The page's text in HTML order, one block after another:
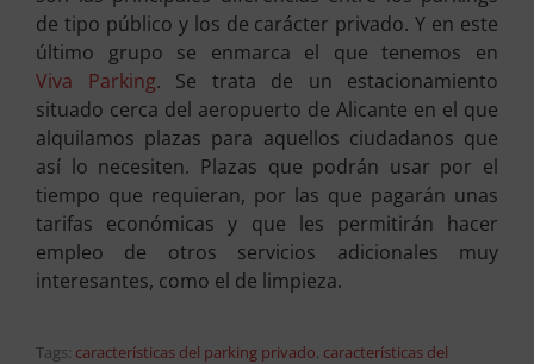
de tipo público y los de carácter privado. Y en este
último grupo se enmarca el que tenemos en
Viva Parking. Se trata de un estacionamiento
situado cerca del aeropuerto de Alicante en el que
alquilamos plazas para aquellos ciudadanos que
así lo necesiten. Plazas que podrán usar por el
tiempo que requieran, por las que pagarán unas
tarifas económicas y que les permitirán hacer
empleo de otros servicios adicionales muy
interesantes, como el de limpieza.
Tags: características del parking privado, características del